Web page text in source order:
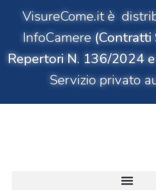
VisureCome.it è
InfoCamere(Contratti
Repertori N. 136/2024
Servizio privato